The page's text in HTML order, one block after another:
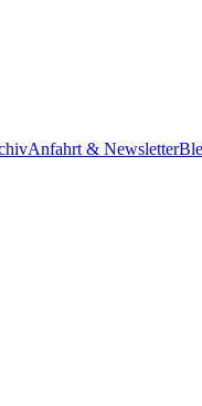
Anfahrt & Newsletter